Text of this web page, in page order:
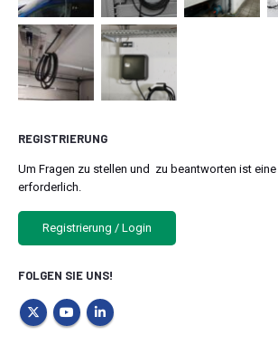
REGISTRIERUNG
Um Fragen zu stellen und zu beantworten ist eine
erforderlich.
Registrierung / Login
FOLGEN SIE UNS!